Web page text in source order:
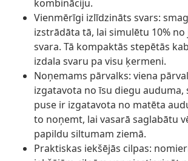
kombināciju.
Vienmērīgi izlīdzināts svars:
izstrādāta tā, lai simulētu 10%
svara. Tā kompaktās stepētās
izdala svaru pa visu ķermeni.
Noņemams pārvalks: viena
izgatavota no īsu diegu
puse ir izgatavota no matēta
to noņemt, lai vasarā saglabātu
papildu siltumam ziemā.
Praktiskas iekšējās cilpas: